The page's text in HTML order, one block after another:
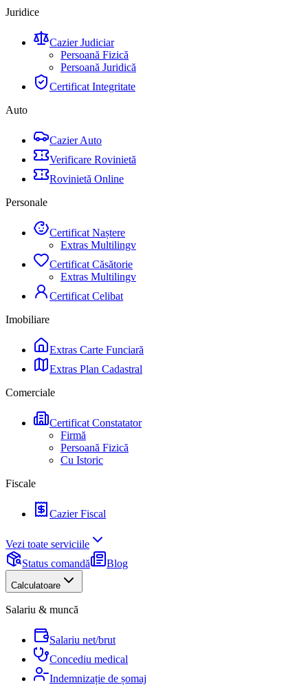
Juridice
Cazier Judiciar
Persoană Fizică
Persoană Juridică
Certificat Integritate
Auto
Cazier Auto
Verificare Rovinietă
Rovinietă Online
Personale
Certificat Naștere
Extras Multilingv
Certificat Căsătorie
Extras Multilingv
Certificat Celibat
Imobiliare
Extras Carte Funciară
Extras Plan Cadastral
Comerciale
Certificat Constatator
Firmă
Persoană Fizică
Cu Istoric
Fiscale
Cazier Fiscal
Vezi toate serviciile
Status comandă
Blog
Calculatoare
Salariu & muncă
Salariu net/brut
Concediu medical
Indemnizație de șomaj